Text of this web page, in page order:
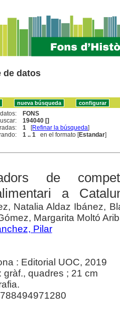
de datos
FONS
194040 []
1 [Refinar la búsqueda]
1 .. 1 en el formato [Estandar]
de
a
Natalia Aldaz Ibánez,
Margarita Moltó
Pilar
: Editorial UOC, 2019
gràf., quadres ; 21 cm